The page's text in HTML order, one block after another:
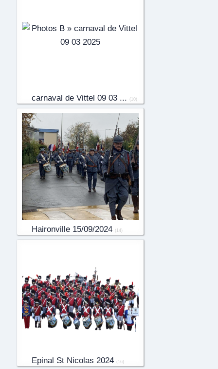
carnaval de Vittel 09 03 ... (10)
Haironville 15/09/2024 (14)
Epinal St Nicolas 2024 (16)